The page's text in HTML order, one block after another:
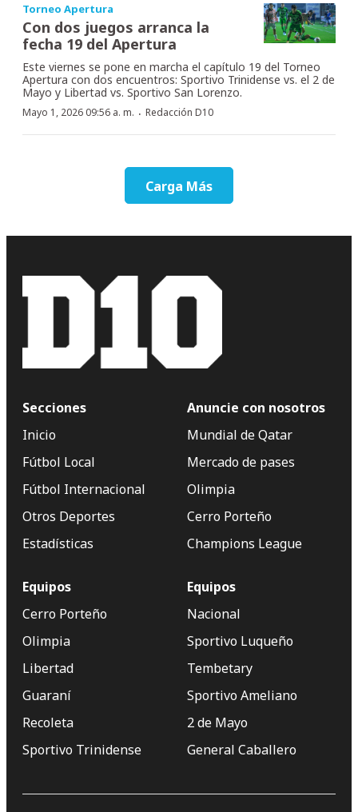
Torneo Apertura
Con dos juegos arranca la
fecha 19 del Apertura
Este viernes se pone en marcha el capítulo 19 del Torneo
Apertura con dos encuentros: Sportivo Trinidense vs. el 2 de
Mayo y Libertad vs. Sportivo San Lorenzo.
Mayo 1, 2026 09:56 a. m. · Redacción D10
Carga Más
Secciones
Inicio
Fútbol Local
Fútbol Internacional
Otros Deportes
Estadísticas
Anuncie con nosotros
Mundial de Qatar
Mercado de pases
Olimpia
Cerro Porteño
Champions League
Equipos
Cerro Porteño
Olimpia
Libertad
Guaraní
Recoleta
Sportivo Trinidense
Equipos
Nacional
Sportivo Luqueño
Tembetary
Sportivo Ameliano
2 de Mayo
General Caballero